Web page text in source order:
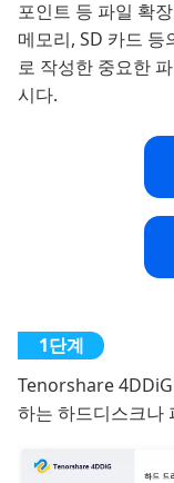
포인트 등 파일 확
메모리, SD 카드
로 작성한 중요한
시다.
Tenorshare
하는 하드디스크나